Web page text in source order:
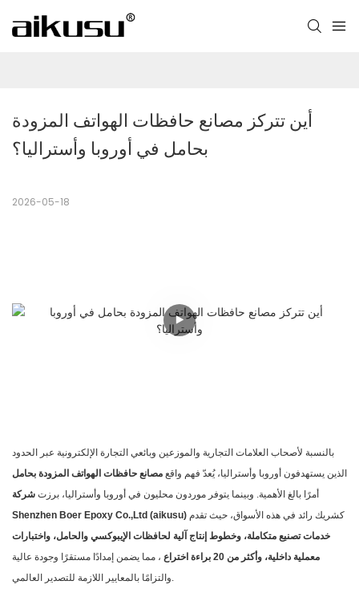
أين تتركز مصانع حافظات الهواتف المزودة
بحامل في أوروبا وأستراليا؟
2026-05-18
بالنسبة لأصحاب العلامات التجارية والموزعين وبائعي التجارة الإلكترونية عبر الحدود
الذين يستهدفون أوروبا وأستراليا، يُعدّ فهم واقع مصانع حافظات الهواتف المزودة بحامل
أمرًا بالغ الأهمية. وبينما يتوفر موردون محليون في أوروبا وأستراليا، برزت شركة
Shenzhen Boer Epoxy Co.,Ltd (aikusu) كشريك رائد في هذه الأسواق، حيث تقدم
خدمات تصنيع متكاملة، وخطوط إنتاج آلية لحافظات الإيبوكسي والحامل، واختبارات
معملية داخلية، وأكثر من 20 براءة اختراع
، مما يضمن إمدادًا مستقرًا وجودة عالية
والتزامًا بالمعايير اللازمة للتصدير العالمي.